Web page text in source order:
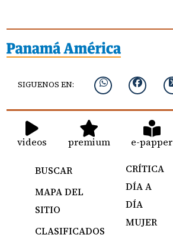
SIGUENOS EN:
videos premium e-papper
BUSCAR
MAPA DEL
SITIO
CLASIFICADOS
CRÍTICA
DÍA A
DÍA
MUJER